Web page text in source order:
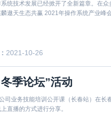
统技术发展已经掀开了全新篇章。在
遨天生态共赢 2021年操作系统产业峰会
2021-10-26
季论坛”活动
司业务技能培训公开课（长春站）在
直播的方式进行分享。